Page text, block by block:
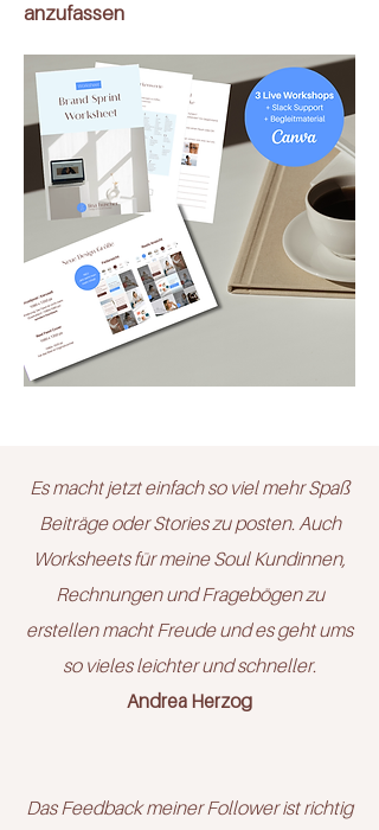
anzufassen
Es macht jetzt einfach so viel mehr Spaß
Beiträge oder Stories zu posten. Auch
Worksheets für meine Soul Kundinnen,
Rechnungen und Fragebögen zu
erstellen macht Freude und es geht ums
so vieles leichter und schneller.
Andrea Herzog
Das Feedback meiner Follower ist richtig